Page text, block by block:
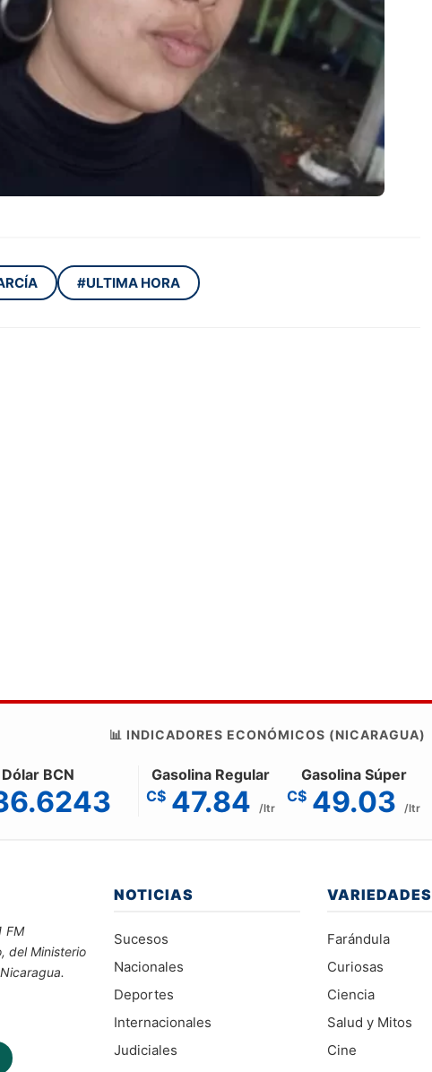
#ULTIMA HORA
📊 INDICADORES ECONÓMICOS (NICARAGUA)
Dólar BCN
Gasolina Regular
C$ 47.84 /ltr
Gasolina Súper
C$ 49.03 /ltr
FM
del Ministerio
NOTICIAS
Sucesos
Nacionales
Deportes
Internacionales
Judiciales
VARIEDADES
Farándula
Curiosas
Ciencia
Salud y Mitos
Cine